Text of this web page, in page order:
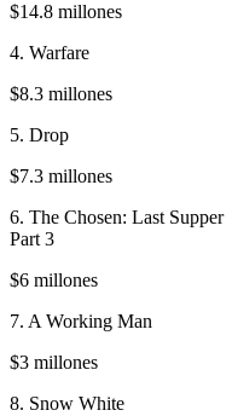
$14.8 millones
4. Warfare
$8.3 millones
5. Drop
$7.3 millones
6. The Chosen: Last Supper
Part 3
$6 millones
7. A Working Man
$3 millones
8. Snow White